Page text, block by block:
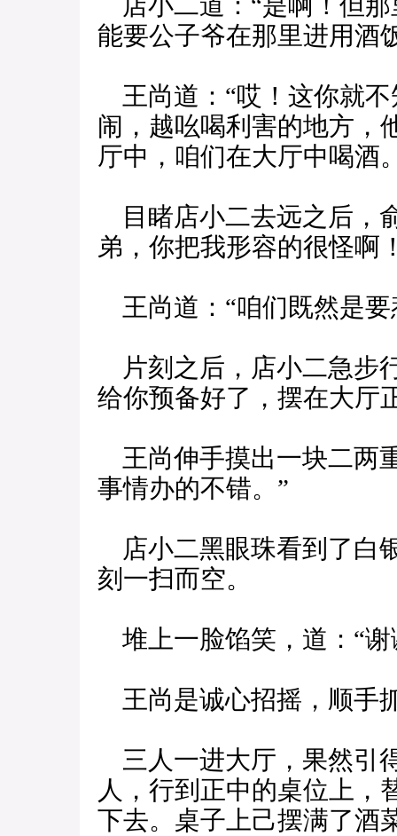
能要公子爷在那里进用酒
王尚道：“哎！这你就
闹，越吆喝利害的地方，
厅中，咱们在大厅中喝酒
目睹店小二去远之后，
弟，你把我形容的很怪啊
王尚道：“咱们既然是要
片刻之后，店小二急步
给你预备好了，摆在大厅
王尚伸手摸出一块二两
事情办的不错。”
店小二黑眼珠看到了白
刻一扫而空。
堆上一脸馅笑，道：“谢
王尚是诚心招摇，顺手
三人一进大厅，果然引
人，行到正中的桌位上，
下去。桌子上己摆满了酒